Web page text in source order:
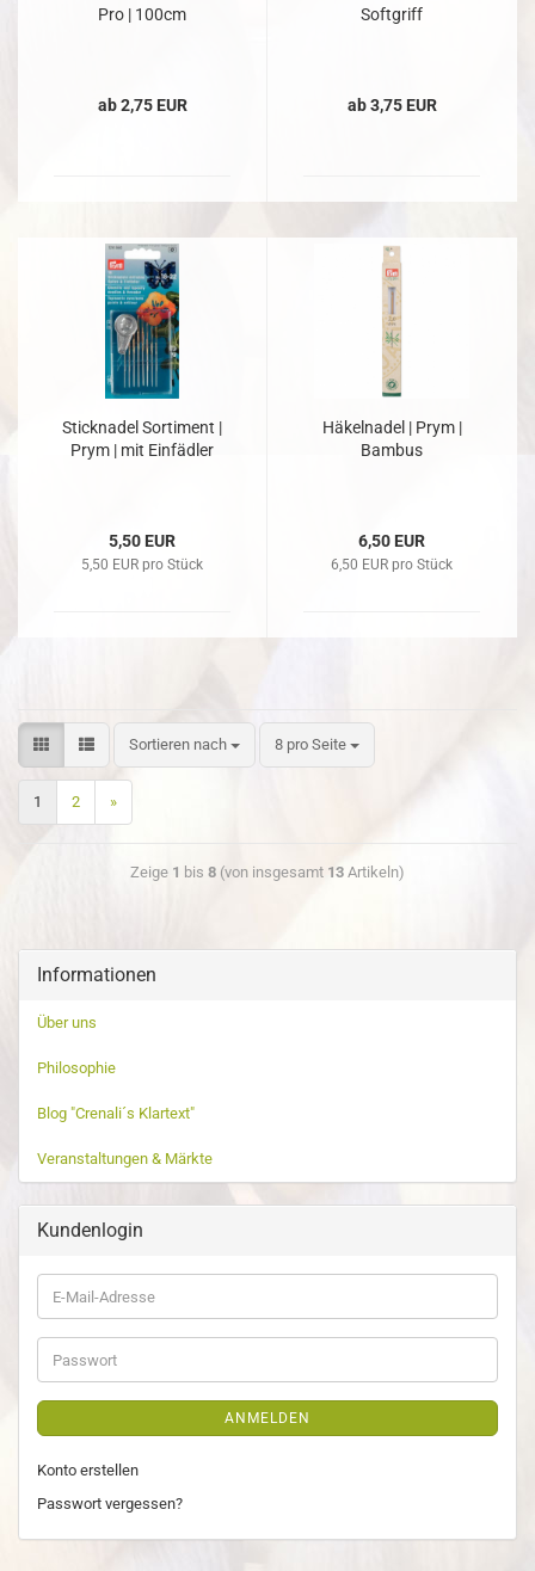
Pro | 100cm
ab 2,75 EUR
Softgriff
ab 3,75 EUR
Sticknadel Sortiment |
Prym | mit Einfädler
5,50 EUR
5,50 EUR pro Stück
Häkelnadel | Prym |
Bambus
6,50 EUR
6,50 EUR pro Stück
Sortieren nach 8 pro Seite
1 2 »
Zeige 1 bis 8 (von insgesamt 13 Artikeln)
Informationen
Über uns
Philosophie
Blog "Crenali´s Klartext"
Veranstaltungen & Märkte
Kundenlogin
ANMELDEN
Konto erstellen
Passwort vergessen?